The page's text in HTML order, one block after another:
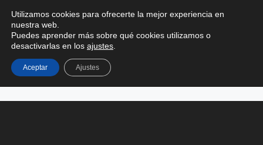
0,00€
Utilizamos cookies para ofrecerte la mejor experiencia en
nuestra web.
Puedes aprender más sobre qué cookies utilizamos o
desactivarlas en los ajustes
Aceptar Ajustes